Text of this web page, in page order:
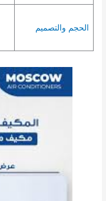
الحجم والتصميم